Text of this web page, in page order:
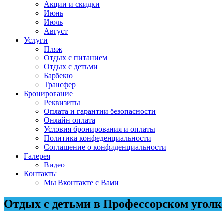
Акции и скидки
Июнь
Июль
Август
Услуги
Пляж
Отдых с питанием
Отдых с детьми
Барбекю
Трансфер
Бронирование
Реквизиты
Оплата и гарантии безопасности
Онлайн оплата
Условия бронирования и оплаты
Политика конфеденциальности
Соглашение о конфиденциальности
Галерея
Видео
Контакты
Мы Вконтакте с Вами
Отдых с детьми в Профессорском